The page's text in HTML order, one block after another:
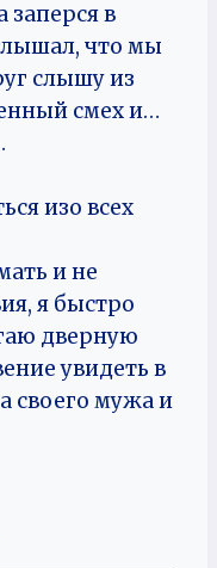
в
что мы
слышу из
смех и…
изо всех
и не
я быстро
дверную
увидеть в
своего мужа и